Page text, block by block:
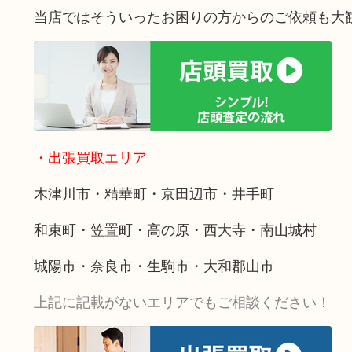
当店ではそういったお困りの方からのご依頼も大
・出張買取エリア
木津川市・精華町・京田辺市・井手町
和束町・笠置町・高の原・西大寺・南山城村
城陽市・奈良市・生駒市・大和郡山市
上記に記載がないエリアでもご相談ください！